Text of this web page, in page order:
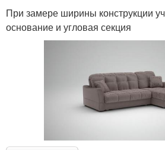
При замере ширины конструкции
основание и угловая секция